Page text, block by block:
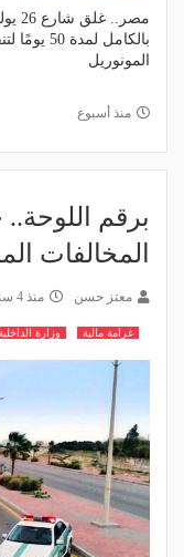
مصر.. غلق
بالكامل لمدة 50
المونوريل
منذ أسبوع
برقم
المخالفات
معتز حسن منذ 4 سنوات
غرامة مالية وزارة